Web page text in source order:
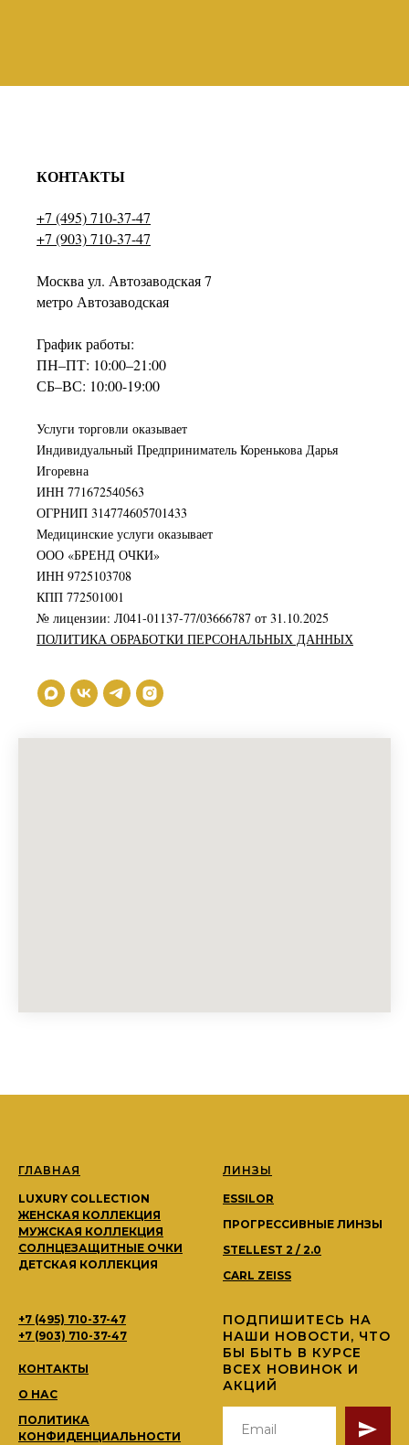
КОНТАКТЫ
+7 (495) 710-37-47
+7 (903) 710-37-47
Москва ул. Автозаводская 7
метро Автозаводская
График работы:
ПН–ПТ: 10:00–21:00
СБ–ВС: 10:00-19:00
Услуги торговли оказывает
Индивидуальный Предприниматель Коренькова Дарья
Игоревна
ИНН 771672540563
ОГРНИП 314774605701433
Медицинские услуги оказывает
ООО «БРЕНД ОЧКИ»
ИНН 9725103708
КПП 772501001
№ лицензии: Л041-01137-77/03666787 от 31.10.2025
ПОЛИТИКА ОБРАБОТКИ ПЕРСОНАЛЬНЫХ ДАННЫХ
ГЛАВНАЯ
LUXURY COLLECTION
ЖЕНСКАЯ КОЛЛЕКЦИЯ
МУЖСКАЯ КОЛЛЕКЦИЯ
СОЛНЦЕЗАЩИТНЫЕ ОЧКИ
ДЕТСКАЯ КОЛЛЕКЦИЯ
ЛИНЗЫ
ESSILOR
ПРОГРЕССИВНЫЕ ЛИНЗЫ
STELLEST 2 / 2.0
CARL ZEISS
+7 (495) 710-37-47
+7 (903) 710-37-47
КОНТАКТЫ
О НАС
ПОЛИТИКА
КОНФИДЕНЦИАЛЬНОСТИ
ПОДПИШИТЕСЬ НА
НАШИ НОВОСТИ, ЧТО
БЫ БЫТЬ В КУРСЕ
ВСЕХ НОВИНОК И
АКЦИЙ